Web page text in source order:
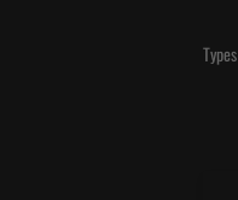
Types